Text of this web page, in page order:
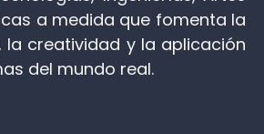
a medida que fomenta la
la creatividad y la aplicación
del mundo real.